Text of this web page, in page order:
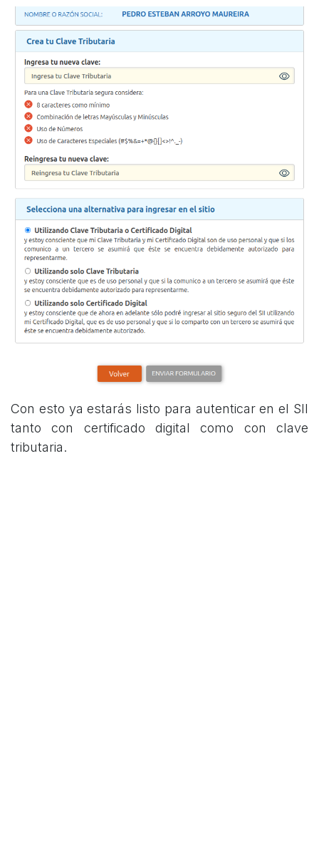
Con esto ya estarás listo para autenticar en el SII
tanto con certificado digital como con clave
tributaria.